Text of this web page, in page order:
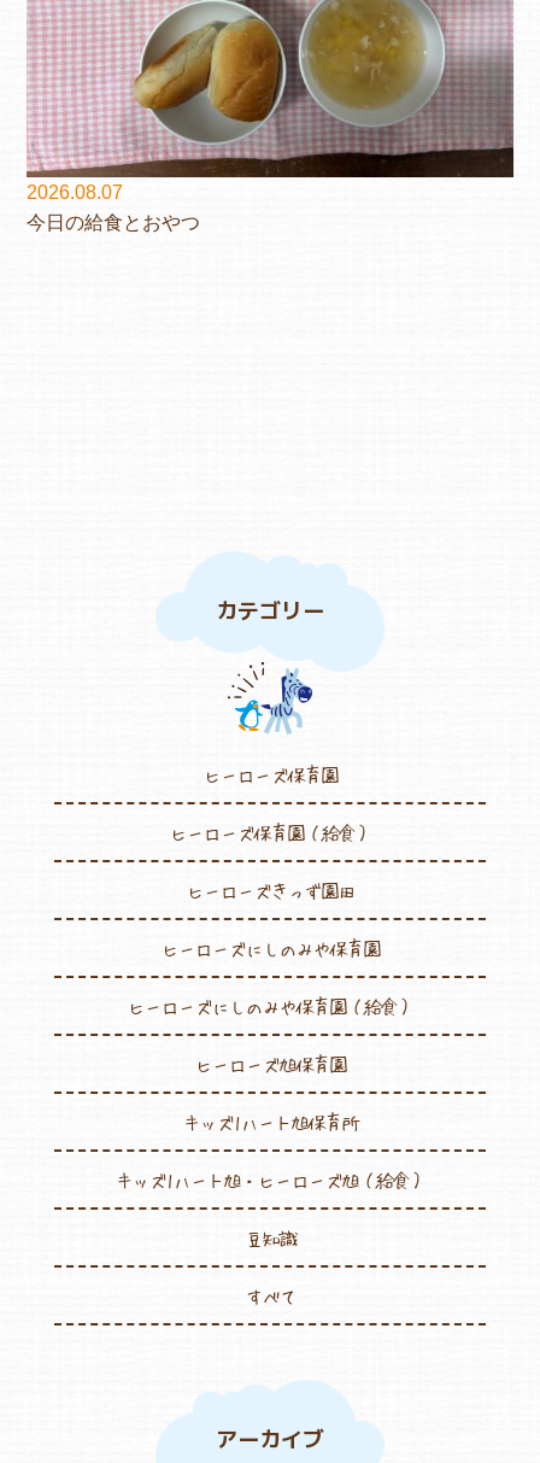
2026.08.07
今日の給食とおやつ
カテゴリー
ヒーローズ保育園
ヒーローズ保育園（給食）
ヒーローズきっず園田
ヒーローズにしのみや保育園
ヒーローズにしのみや保育園（給食）
ヒーローズ旭保育園
キッズ1ハート旭保育所
キッズ1ハート旭・ヒーローズ旭（給食）
豆知識
すべて
アーカイブ